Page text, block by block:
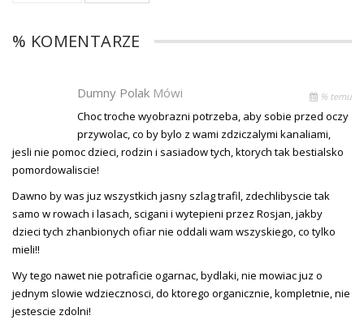
% KOMENTARZE
Dumny Polak Mówi % temu
Choc troche wyobrazni potrzeba, aby sobie przed oczy
przywolac, co by bylo z wami zdziczalymi kanaliami,
jesli nie pomoc dzieci, rodzin i sasiadow tych, ktorych tak bestialsko
pomordowaliscie!
Dawno by was juz wszystkich jasny szlag trafil, zdechlibyscie tak
samo w rowach i lasach, scigani i wytepieni przez Rosjan, jakby
dzieci tych zhanbionych ofiar nie oddali wam wszyskiego, co tylko
mieli!!
Wy tego nawet nie potraficie ogarnac, bydlaki, nie mowiac juz o
jednym slowie wdziecznosci, do ktorego organicznie, kompletnie, nie
jestescie zdolni!